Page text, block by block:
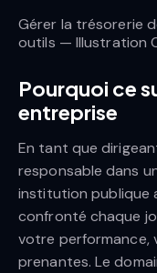
Gérer la trésorerie
outils — Illustration
Pourquoi ce
entreprise
En tant que
responsable dans
institution publique
confronté chaque
votre performance,
prenantes. Le